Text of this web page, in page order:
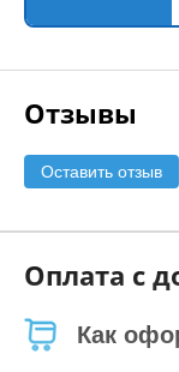
Отзывы
Оставить отзыв
Оплата с
Как